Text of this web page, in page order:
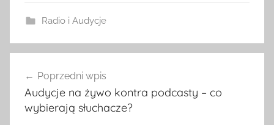
Radio i Audycje
wpisu
Poprzedni wpis
Audycje na żywo kontra podcasty – co
wybierają słuchacze?